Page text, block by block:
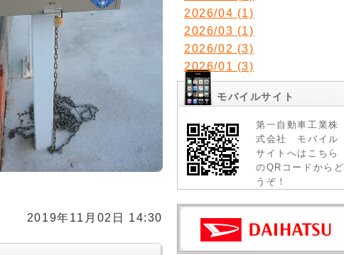
2019年11月02日 14:30
2026/04 (1)
2026/03 (1)
2026/02 (3)
2026/01 (3)
モバイルサイト
第一自動車工業株
式会社 モバイル
サイトへはこちら
のQRコードからど
うぞ！